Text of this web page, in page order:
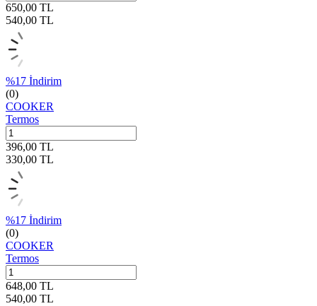
650,00 TL
540,00 TL
%17 İndirim
(0)
COOKER
Termos
396,00 TL
330,00 TL
%17 İndirim
(0)
COOKER
Termos
648,00 TL
540,00 TL